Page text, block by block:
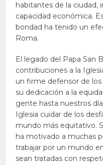
habitantes de la
capacidad económica.
bondad ha tenido un
Roma.
El legado del Papa San
contribuciones a la
un firme defensor de
su dedicación a la
gente hasta nuestros
Iglesia cuidar de los
mundo más equitativo.
ha motivado a muchas
trabajar por un mundo
sean tratadas con